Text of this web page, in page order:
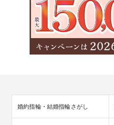
婚約指輪・結婚指輪さがし